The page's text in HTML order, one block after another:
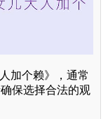
加个赖》，通常
保选择合法的观